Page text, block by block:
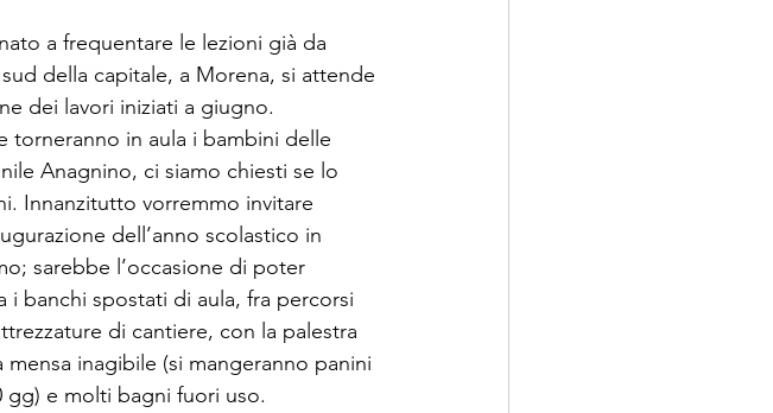
a frequentare le lezioni già da
della capitale, a Morena, si attende
dei lavori iniziati a giugno.
torneranno in aula i bambini delle
Anagnino, ci siamo chiesti se lo
Innanzitutto vorremmo invitare
dell’anno scolastico in
sarebbe l’occasione di poter
banchi spostati di aula, fra percorsi
di cantiere, con la palestra
inagibile (si mangeranno panini
gg) e molti bagni fuori uso.